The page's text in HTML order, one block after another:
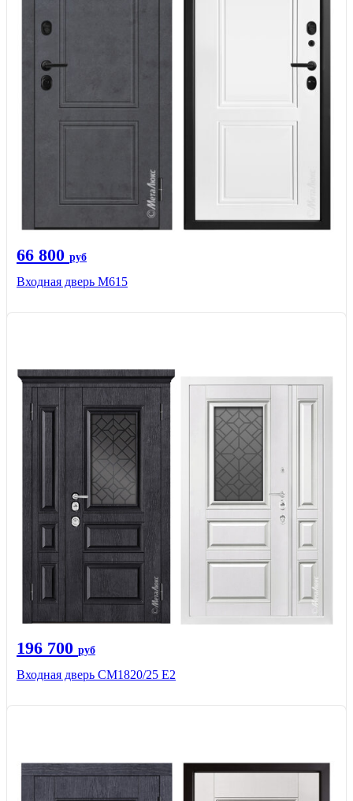
66 800 руб
Входная дверь М615
196 700 руб
Входная дверь СМ1820/25 Е2